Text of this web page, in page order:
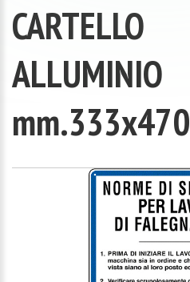
CARTELLO
ALLUMINIO
mm.333x470